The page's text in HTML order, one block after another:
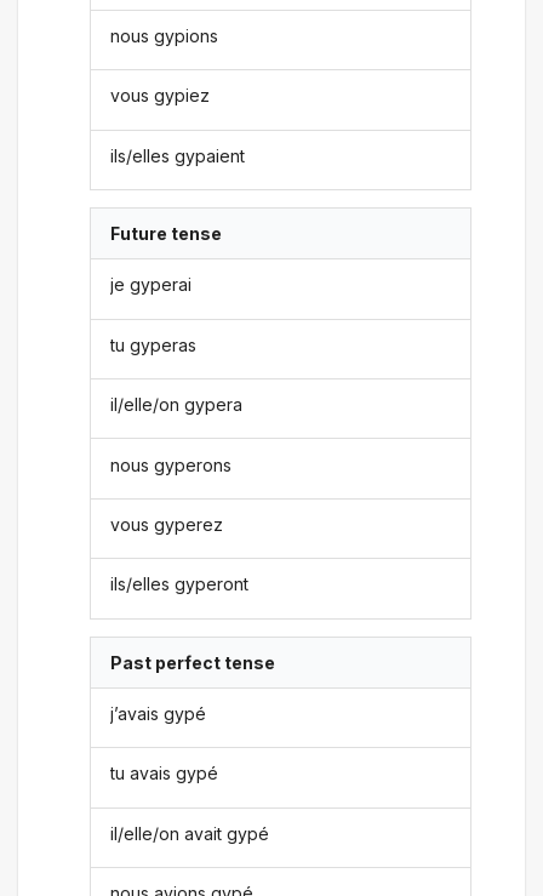
nous gypions
vous gypiez
ils/elles gypaient
Future tense
je gyperai
tu gyperas
il/elle/on gypera
nous gyperons
vous gyperez
ils/elles gyperont
Past perfect tense
j’avais gypé
tu avais gypé
il/elle/on avait gypé